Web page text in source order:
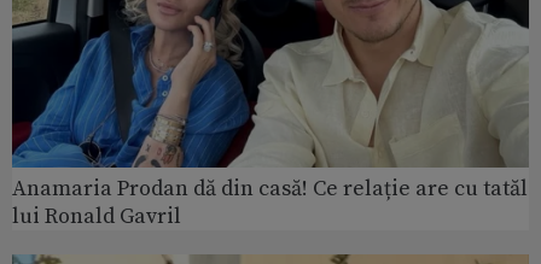
Anamaria Prodan dă din casă! Ce relație are cu tatăl
lui Ronald Gavril